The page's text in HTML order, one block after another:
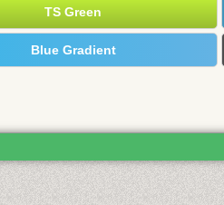
TS Green
Blue Gradient